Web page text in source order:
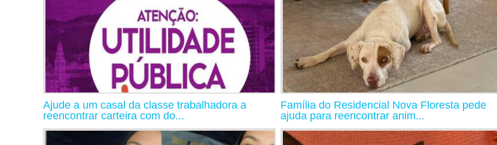
Ajude a um casal da classe trabalhadora a
reencontrar carteira com do...
Família do Residencial Nova Floresta pede
ajuda para reencontrar anim...